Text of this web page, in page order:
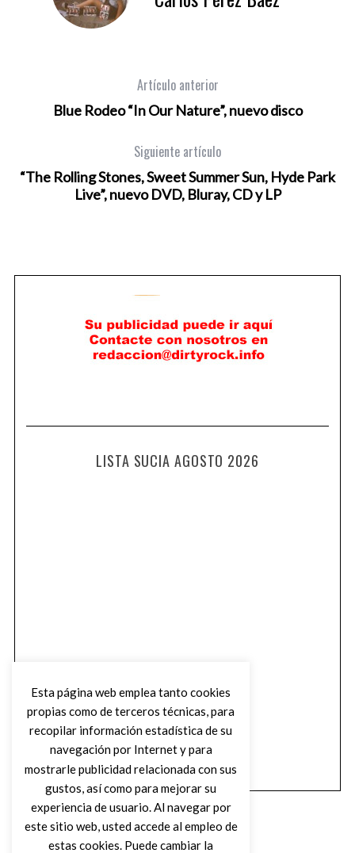
Artículo anterior
Blue Rodeo “In Our Nature”, nuevo disco
Siguiente artículo
“The Rolling Stones, Sweet Summer Sun, Hyde Park
Live”, nuevo DVD, Bluray, CD y LP
LISTA SUCIA AGOSTO 2026
Esta página web emplea tanto cookies
propias como de terceros técnicas, para
recopilar información estadística de su
navegación por Internet y para
mostrarle publicidad relacionada con sus
gustos, así como para mejorar su
experiencia de usuario. Al navegar por
este sitio web, usted accede al empleo de
estas cookies. Puede cambiar la